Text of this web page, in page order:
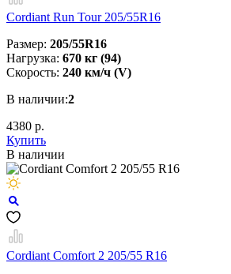
Cordiant Run Tour 205/55R16
Размер: 205/55R16
Нагрузка: 670 кг (94)
Скорость: 240 км/ч (V)
В наличии:2
4380 р.
Купить
В наличии
Cordiant Comfort 2 205/55 R16